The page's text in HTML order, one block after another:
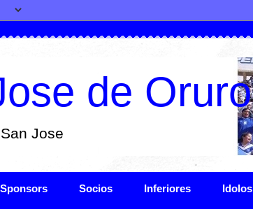
de Oruro
Jose
Sponsors Socios Inferiores Idolos